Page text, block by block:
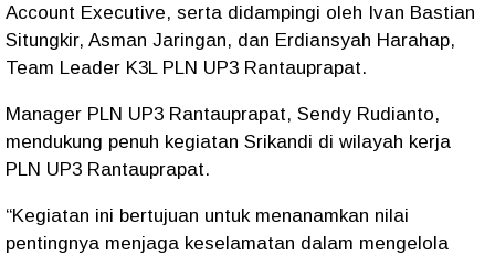
Account Executive, serta didampingi oleh Ivan Bastian
Situngkir, Asman Jaringan, dan Erdiansyah Harahap,
Team Leader K3L PLN UP3 Rantauprapat.
Manager PLN UP3 Rantauprapat, Sendy Rudianto,
mendukung penuh kegiatan Srikandi di wilayah kerja
PLN UP3 Rantauprapat.
“Kegiatan ini bertujuan untuk menanamkan nilai
pentingnya menjaga keselamatan dalam mengelola